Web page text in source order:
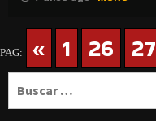
PAG: « 1 26 27